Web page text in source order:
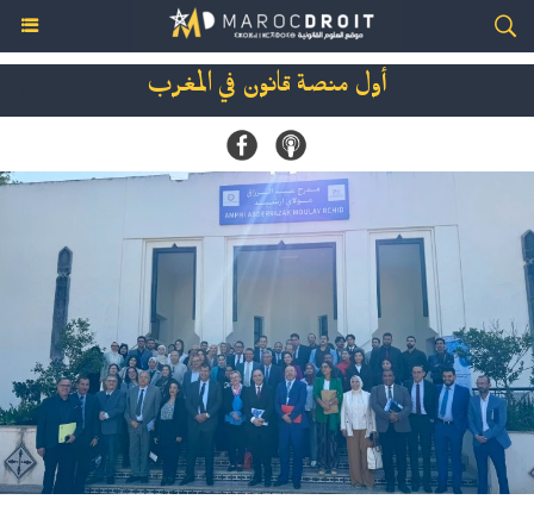
أول منصة قانون في المغرب